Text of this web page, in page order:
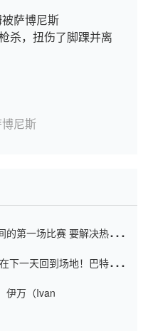
萨博尼斯
杀，扭伤了脚踝并离
尼斯
第一场比赛 要解决热情的
下一天回到场地！巴特勒迈
伊万（Ivan